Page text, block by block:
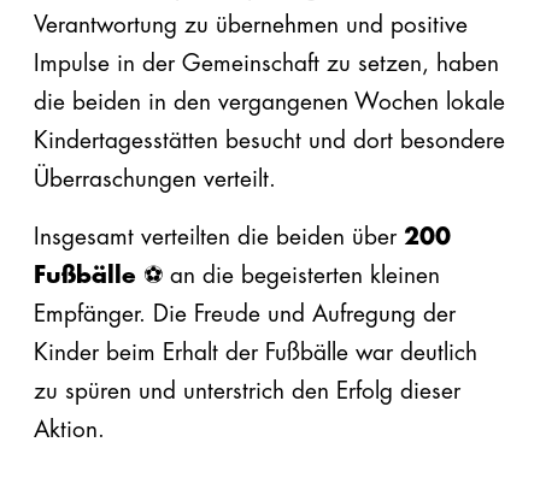
ZUM GEFICON® SYSTEM
ZUM GEFITAS® SYSTEM
Verantwortung zu übernehmen und positive
Impulse in der Gemeinschaft zu setzen, haben
die beiden in den vergangenen Wochen lokale
Kindertagesstätten besucht und dort besondere
Überraschungen verteilt.
Insgesamt verteilten die beiden über 200
Fußbälle ⚽️ an die begeisterten kleinen
Empfänger. Die Freude und Aufregung der
Kinder beim Erhalt der Fußbälle war deutlich
zu spüren und unterstrich den Erfolg dieser
Aktion.